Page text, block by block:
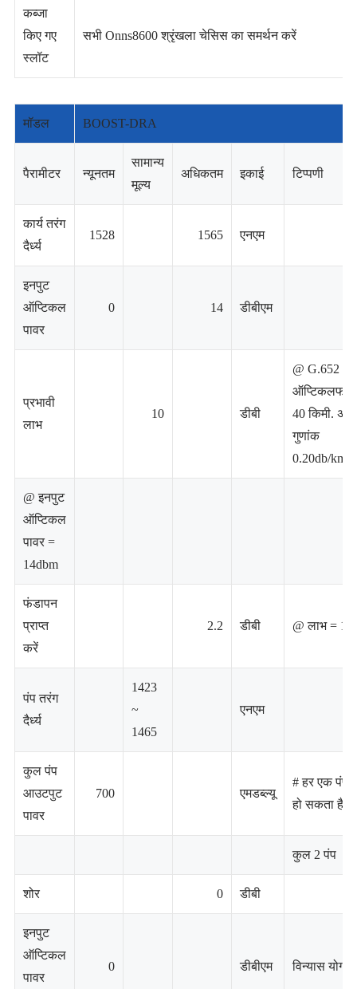
कब्जा
किए गए
स्लॉट
सभी Onns8600 श्रृंखला चेसिस का समर्थन करें
मॉडल BOOST-DRA
पैरामीटर न्यूनतम
सामान्य
मूल्य
अधिकतम इकाई टिप्पणी
कार्य तरंग
दैर्ध्य
1528 1565 एनएम
इनपुट
ऑप्टिकल
पावर
0 14 डीबीएम
प्रभावी
लाभ
10 डीबी
@ G.652
40 किमी.
गुणांक
0.20db/km
@ इनपुट
ऑप्टिकल
पावर =
14dbm
फंडापन
प्राप्त
करें
2.2 डीबी @ लाभ = 14
पंप तरंग
दैर्ध्य
1423
~
1465
एनएम
कुल पंप
आउटपुट
पावर
700 एमडब्ल्यू
# हर एक पंप
हो सकता है
कुल 2 पंप
शोर 0 डीबी
इनपुट
ऑप्टिकल
पावर
0 डीबीएम विन्यास योग्य